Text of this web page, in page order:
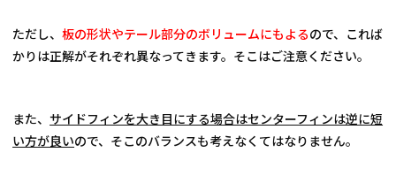
ただし、板の形状やテール部分のボリュームにもよるので、これば
かりは正解がそれぞれ異なってきます。そこはご注意ください。
また、サイドフィンを大き目にする場合はセンターフィンは逆に短
い方が良いので、そこのバランスも考えなくてはなりません。